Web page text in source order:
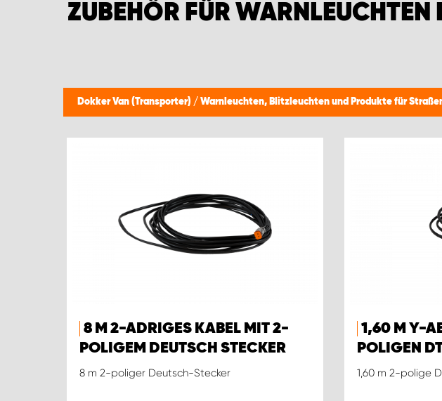
ZUBEHÖR FÜR
Dokker Van (Transporter) / Warnleuchten, Blitzleuchten und Produkte für
8 M 2-ADRIGES KABEL MIT 2-
POLIGEM DEUTSCH STECKER
8 m 2-poliger Deutsch-Stecker
1,60 M Y-
POLIGEN
1,60 m 2-polige